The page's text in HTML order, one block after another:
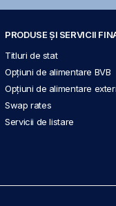
PRODUSE ȘI SERVICII
Titluri de stat
Opțiuni de alimentare BVB
Opțiuni de alimentare
Swap rates
Servicii de listare